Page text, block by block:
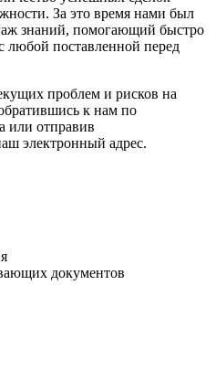
За это время нами был
знаний, помогающий быстро
любой поставленной перед
проблем и рисков на
к нам по
или отправив
электронный адрес.
документов